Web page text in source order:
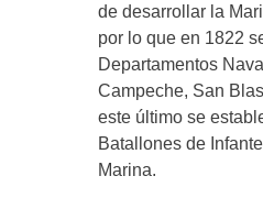
de desarrollar la
por lo que en 1822
Departamentos
Campeche, San
este último se
Batallones de
Marina.